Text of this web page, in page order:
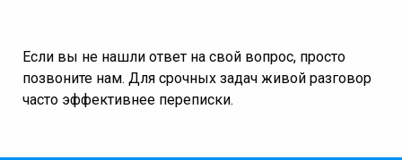
Если вы не нашли ответ на свой вопрос, просто
позвоните нам. Для срочных задач живой разговор
часто эффективнее переписки.